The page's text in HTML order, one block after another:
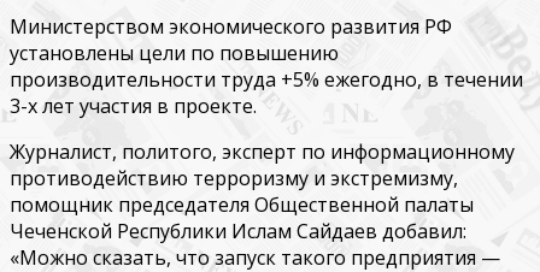
Министерством экономического развития РФ
установлены цели по повышению
производительности труда +5% ежегодно, в течении
3-х лет участия в проекте.
Журналист, политого, эксперт по информационному
противодействию терроризму и экстремизму,
помощник председателя Общественной палаты
Чеченской Республики Ислам Сайдаев добавил:
«Можно сказать, что запуск такого предприятия —